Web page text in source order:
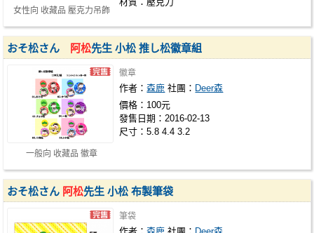
女性向 收藏品 壓克力吊飾
一般向 收藏品 徽章
おそ松さん 阿松先生 小松 推し松徽章組
徽章
作者：森鹿 社團： Deer森
價格：100元
發售日期：2016-02-13
尺寸：5.8 4.4 3.2
おそ松さん 阿松先生 小松 布製筆袋
筆袋